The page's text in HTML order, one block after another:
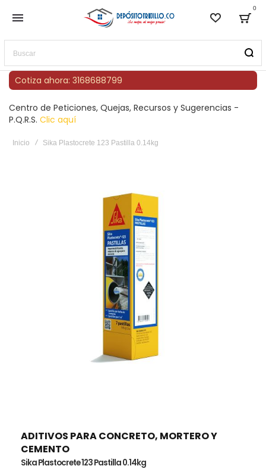
Lista de
0
Buscar
Cotiza ahora: 3168688799
Centro de Peticiones, Quejas, Recursos y Sugerencias -
P.Q.R.S. Clic aquí
Inicio Sika Plastocrete 123 Pastilla 0.14kg
de
la
galería
ADITIVOS PARA CONCRETO, MORTERO Y
CEMENTO
Sika Plastocrete 123 Pastilla 0.14kg